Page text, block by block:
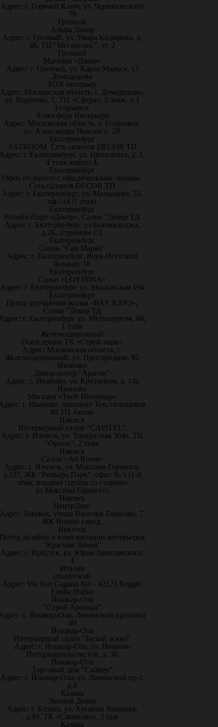
Адрес: г. Горячий Ключ, ул. Черняховского
79
Грозный
Альфа Декор
Адрес: г. Грозный, ул. Умара Кадырова, д.
48, ТЦ "Мегаполис", эт. 2
Грозный
Магазин «Джем»
Адрес: г. Грозный, ул. Карла Маркса, 17
Домодедово
FOX интерьер
Адрес: Московская область, г. Домодедово,
ул. Корнеева, 1, ТЦ «Сфера», 2 этаж, п.1
Егорьевск
Атмосфера Интерьера
Адрес: Московская область, г. Егорьевск,
ул. Александра Невского, 2В
Екатеринбург
ASTROOM. Сеть салонов DECOR TD
г. Екатеринбург, ул. Цвиллинга, д .1,
4 этаж корпус Б
Екатеринбург
Офис по работе с юридическими лицами.
Сеть салонов DECOR TD
Адрес: г. Екатеринбург, ул. Малышева, 53,
оф.514 |5 этаж|
Екатеринбург
Ритейл-Порт «Докер», Салон "Декор ТД
Адрес: г. Екатеринбург, ул.Бахчиванджи,
д.2Б, /строение С1
Екатеринбург
Салон "Сан Марко"
Адрес: г. Екатеринбург, Верх-Исетский
бульвар, 18
Екатеринбург
Салон «LOYMINA»
Адрес: г. Екатеринбург, ул. Московская 194
Екатеринбург
Центр улучшения жилья «ВАУ ХАУЗ»,
Салон "Декор ТД
г. Екатеринбург ул. Металлургов, 84,
1 этаж
Железнодорожный
DomLepnina ТК «Строй парк»
Адрес: Московская область, г.
Железнодорожный, ул. Пригородная, 92
Иваново
Декор-центр "Арагон"
Адрес: г. Иваново, ул. Крутицкая, д. 14а
Иваново
Магазин «Твой Интерьер»
г. Иваново, проспект Текстильщиков
80 ТЦ Аксон
Ижевск
Интерьерный салон "CAPITEL"
Адрес: г. Ижевск, ул. Удмуртская 304е, ТЦ
"Орион", 2 этаж
Ижевск
Салон «Art Room»
Адрес: г. Ижевск, ул. Максима Горького,
д.157, ЖК "Ривьера Парк", офис № 5 (1-й
этаж, входная группа со стороны
ул.Максима Горького)
Ижевск
ЦентрДеко
Ижевск, улица Василия Тарасова, 7,
ЖК Новый город.
Иркутск
дизайна и комплектации интерьеров
"Красная Линия"
Адрес: г. Иркутск, ул. Юрия Левитанского,
4
Италия
creativewall
Адрес: Via Yuri Gagarin 6/a – 42123 Reggio
Emilia (Italia)
Йошкар-Ола
"Строй Арсенал"
г. Йошкар-Ола, Ленинский проспект
49
Йошкар-Ола
Интерьерный салон "Белый эскиз"
Адрес: г. Йошкар-Ола, ул. Воинов-
Интернационалистов, д. 36
Йошкар-Ола
Торговый дом "Сайвер"
Адрес: г. Йошкар-Ола, ул. Ленинский пр-т,
д.8
Казань
Лепной Декор
Адрес: г. Казань, ул. Хусаина Ямашева,
д.93, ТК «Савиново», 2 таж
Казань